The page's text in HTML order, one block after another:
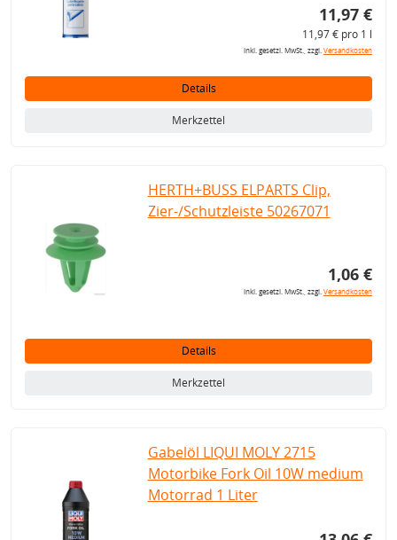
11,97 €
11,97 € pro 1 l
inkl. gesetzl. MwSt., zzgl.Versandkosten
Details
Merkzettel
HERTH+BUSS ELPARTS Clip,
Zier-/Schutzleiste 50267071
1,06 €
inkl. gesetzl. MwSt., zzgl.Versandkosten
Details
Merkzettel
Gabelöl LIQUI MOLY 2715
Motorbike Fork Oil 10W medium
Motorrad 1 Liter